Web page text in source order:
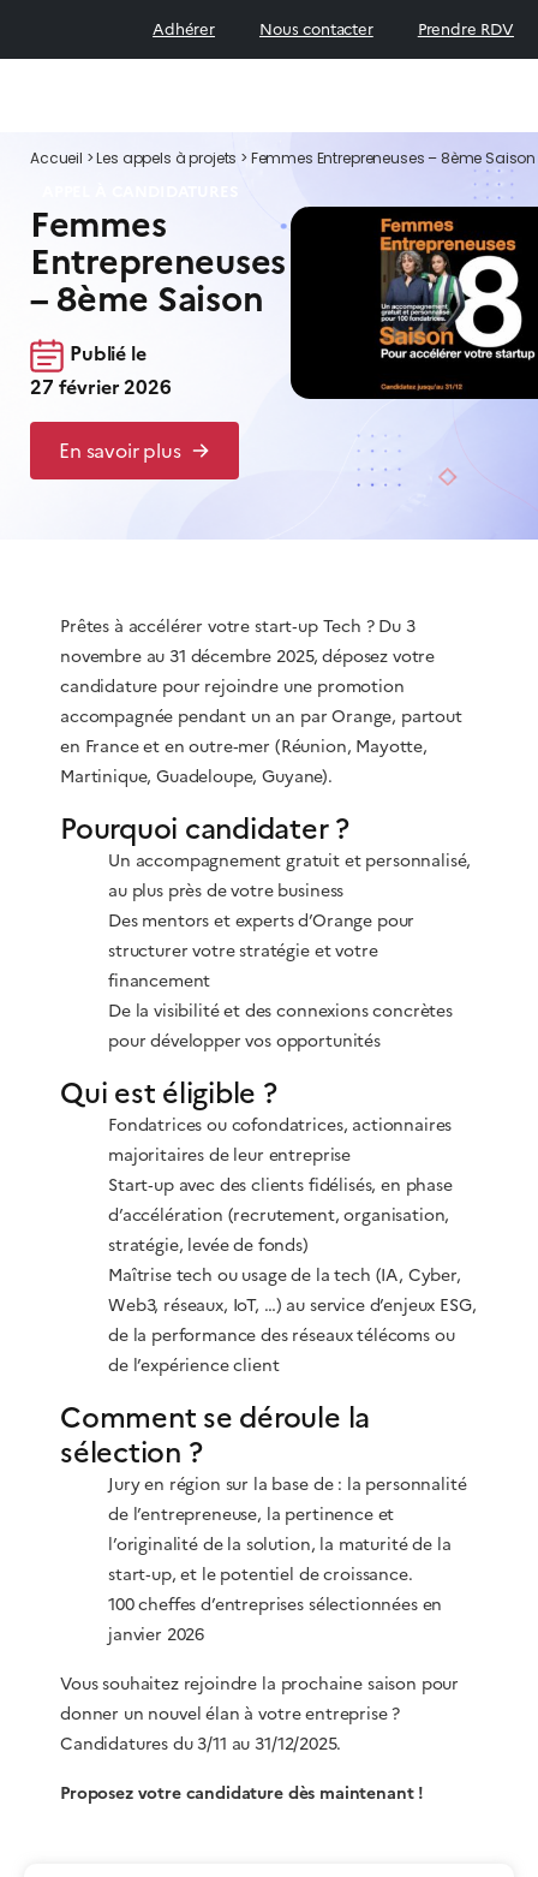
Adhérer Nous contacter Prendre RDV
Accueil >Les appels à projets > Femmes Entrepreneuses – 8ème Saison
Femmes
Entrepreneuses
– 8ème Saison
Publié le
27 février 2026
En savoir plus
Prêtes à accélérer votre start‑up Tech ? Du 3
novembre au 31 décembre 2025, déposez votre
candidature pour rejoindre une promotion
accompagnée pendant un an par Orange, partout
en France et en outre‑mer (Réunion, Mayotte,
Martinique, Guadeloupe, Guyane).
Pourquoi candidater ?
Un accompagnement gratuit et personnalisé,
au plus près de votre business
Des mentors et experts d’Orange pour
structurer votre stratégie et votre
financement
De la visibilité et des connexions concrètes
pour développer vos opportunités
Qui est éligible ?
Fondatrices ou cofondatrices, actionnaires
majoritaires de leur entreprise
Start‑up avec des clients fidélisés, en phase
d’accélération (recrutement, organisation,
stratégie, levée de fonds)
Maîtrise tech ou usage de la tech (IA, Cyber,
Web3, réseaux, IoT, …) au service d’enjeux ESG,
de la performance des réseaux télécoms ou
de l’expérience client
Comment se déroule la
sélection ?
Jury en région sur la base de : la personnalité
de l’entrepreneuse, la pertinence et
l’originalité de la solution, la maturité de la
start‑up, et le potentiel de croissance.
100 cheffes d’entreprises sélectionnées en
janvier 2026
Vous souhaitez rejoindre la prochaine saison pour
donner un nouvel élan à votre entreprise ?
Candidatures du 3/11 au 31/12/2025.
Proposez votre candidature dès maintenant !